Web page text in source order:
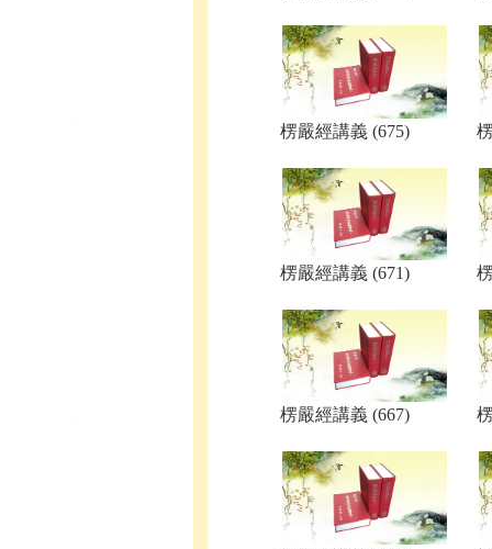
楞嚴經講義 (675)
楞嚴經講義 (671)
楞嚴經講義 (667)